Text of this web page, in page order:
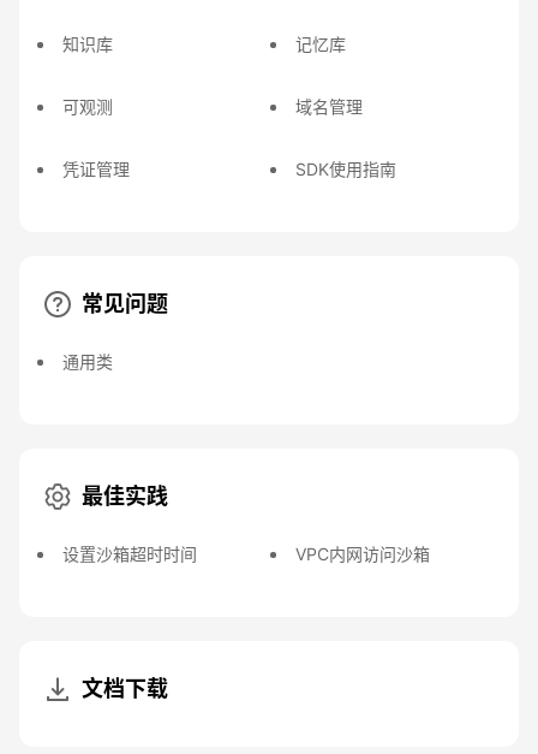
知识库 记忆库
可观测 域名管理
凭证管理 SDK使用指南
常见问题
通用类
最佳实践
设置沙箱超时时间 VPC内网访问沙箱
文档下载